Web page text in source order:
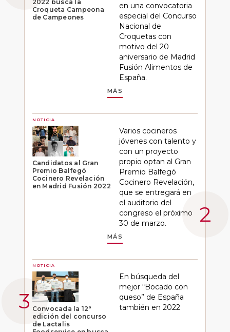
2022 busca la
Croqueta Campeona
de Campeones
en una convocatoria
especial del Concurso
Nacional de
Croquetas con
motivo del 20
aniversario de Madrid
Fusión Alimentos de
España.
MÁS
NOTICIA
Candidatos al Gran
Premio Balfegó
Cocinero Revelación
en Madrid Fusión 2022
Varios cocineros
jóvenes con talento y
con un proyecto
propio optan al Gran
Premio Balfegó
Cocinero Revelación,
que se entregará en
el auditorio del
congreso el próximo
30 de marzo.
MÁS
NOTICIA
Convocada la 12ª
edición del concurso
de Lactalis
En búsqueda del
mejor “Bocado con
queso” de España
también en 2022